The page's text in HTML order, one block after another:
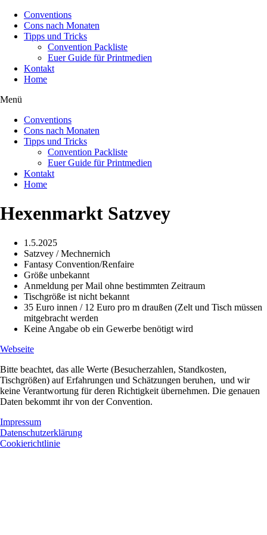
Conventions
Cons nach Monaten
Tipps und Tricks
Convention Packliste
Euer Guide für Printmedien
Kontakt
Home
Menü
Conventions
Cons nach Monaten
Tipps und Tricks
Convention Packliste
Euer Guide für Printmedien
Kontakt
Home
Hexenmarkt Satzvey
1.5.2025
Satzvey / Mechnernich
Fantasy Convention/Renfaire
Größe unbekannt
Anmeldung per Mail ohne bestimmten Zeitraum
Tischgröße ist nicht bekannt
35 Euro innen / 12 Euro pro m draußen (Zelt und Tisch müssen
mitgebracht werden
Keine Angabe ob ein Gewerbe benötigt wird
Webseite
Bitte beachtet, das alle Werte (Besucherzahlen, Standkosten,
Tischgrößen) auf Erfahrungen und Schätzungen beruhen, und wir
keine Verantwortung für deren Richtigkeit übernehmen. Die genauen
Daten bekommt ihr von der Convention.
Impressum
Datenschutzerklärung
Cookierichtlinie